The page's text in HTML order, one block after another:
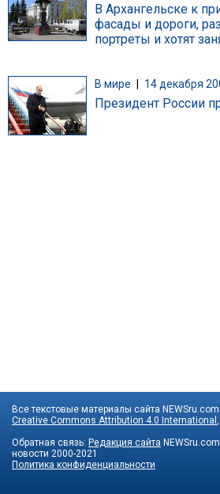
В Архангельске к
фасады и дороги,
портреты и хотят
В мире 14 декабря
Президент России
Все текстовые материалы сайта
Creative Commons Attribution 4.0 International
Обратная связь: Редакция сайта
новости 2000-2021
Политика конфиденциальности